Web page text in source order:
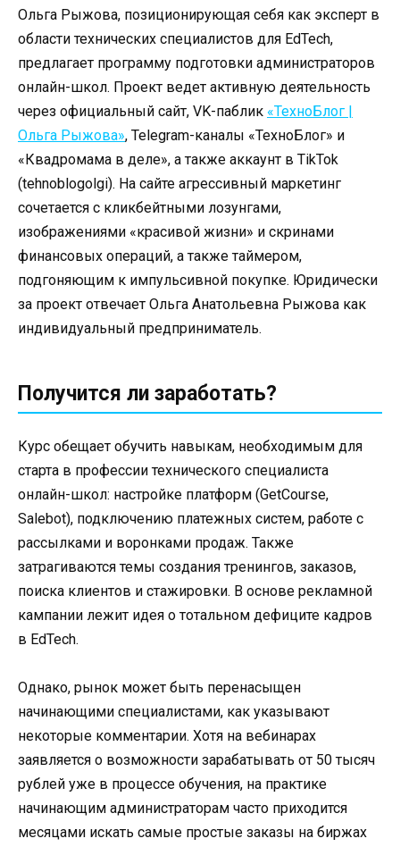
Ольга Рыжова, позиционирующая себя как эксперт в
области технических специалистов для EdTech,
предлагает программу подготовки администраторов
онлайн-школ. Проект ведет активную деятельность
через официальный сайт, VK-паблик «ТехноБлог |
Ольга Рыжова», Telegram-каналы «ТехноБлог» и
«Квадромама в деле», а также аккаунт в TikTok
(tehnoblogolgi). На сайте агрессивный маркетинг
сочетается с кликбейтными лозунгами,
изображениями «красивой жизни» и скринами
финансовых операций, а также таймером,
подгоняющим к импульсивной покупке. Юридически
за проект отвечает Ольга Анатольевна Рыжова как
индивидуальный предприниматель.
Получится ли заработать?
Курс обещает обучить навыкам, необходимым для
старта в профессии технического специалиста
онлайн-школ: настройке платформ (GetCourse,
Salebot), подключению платежных систем, работе с
рассылками и воронками продаж. Также
затрагиваются темы создания тренингов, заказов,
поиска клиентов и стажировки. В основе рекламной
кампании лежит идея о тотальном дефиците кадров
в EdTech.
Однако, рынок может быть перенасыщен
начинающими специалистами, как указывают
некоторые комментарии. Хотя на вебинарах
заявляется о возможности зарабатывать от 50 тысяч
рублей уже в процессе обучения, на практике
начинающим администраторам часто приходится
месяцами искать самые простые заказы на биржах